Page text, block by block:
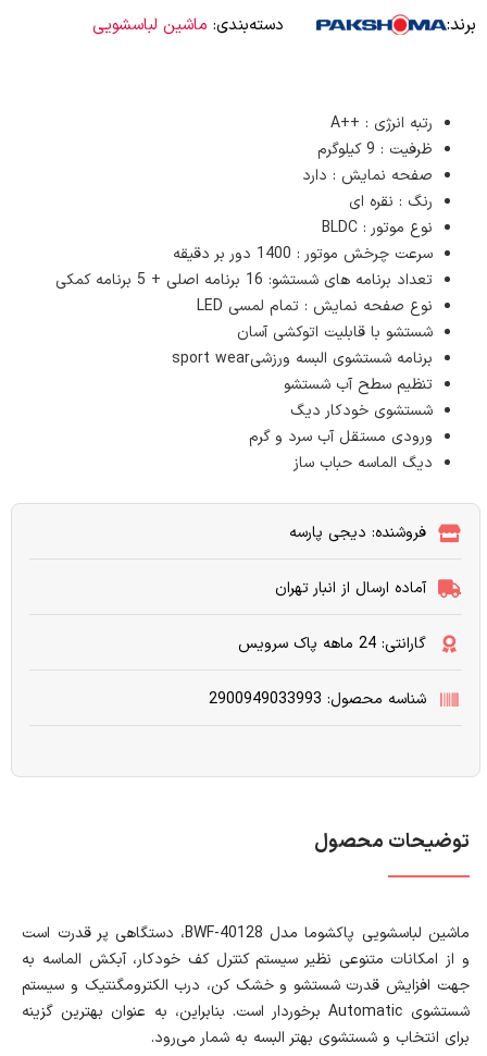
برند: دسته‌بندی: ماشین لباسشویی
رتبه انرژی : ++A
ظرفیت : 9 کیلوگرم
صفحه نمایش : دارد
رنگ : نقره ای
نوع موتور : BLDC
سرعت چرخش موتور : 1400 دور بر دقیقه
تعداد برنامه های شستشو: 16 برنامه اصلی + 5 برنامه کمکی
نوع صفحه نمایش : تمام لمسی LED
شستشو با قابلیت اتوکشی آسان
برنامه شستشوی البسه ورزشیsport wear
تنظیم سطح آب شستشو
شستشوی خودکار دیگ
ورودی مستقل آب سرد و گرم
دیگ الماسه حباب ساز
فروشنده: دیجی پارسه
آماده ارسال از انبار تهران
گارانتی: 24 ماهه پاک سرویس
شناسه محصول: 2900949033993
توضیحات محصول
ماشین لباسشویی پاکشوما مدل BWF-40128، دستگاهی پر قدرت است
و از امکانات متنوعی نظیر سیستم کنترل کف خودکار، آبکش الماسه به
جهت افزایش قدرت شستشو و خشک کن، درب الکترومگنتیک و سیستم
شستشوی Automatic برخوردار است. بنابراین، به عنوان بهترین گزینه
برای انتخاب و شستشوی بهتر البسه به شمار می‌رود.